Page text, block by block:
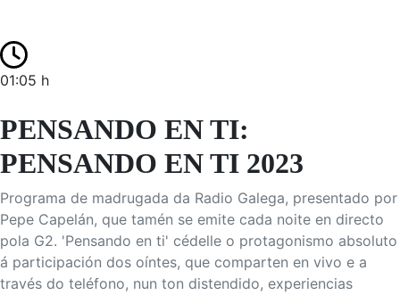
01:05 h
PENSANDO EN TI:
PENSANDO EN TI 2023
Programa de madrugada da Radio Galega, presentado por
Pepe Capelán, que tamén se emite cada noite en directo
pola G2. 'Pensando en ti' cédelle o protagonismo absoluto
á participación dos oíntes, que comparten en vivo e a
través do teléfono, nun ton distendido, experiencias